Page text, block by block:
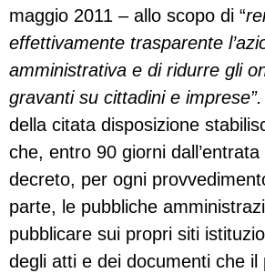
maggio 2011 – allo scopo di “
effettivamente trasparente
amministrativa e di ridurre gli
gravanti su cittadini e imprese”.
della citata disposizione
che, entro 90 giorni dall’entrata
decreto, per ogni
parte, le pubbliche
pubblicare sui propri siti
degli atti e dei documenti che